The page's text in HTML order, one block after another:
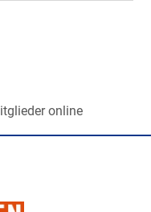
online